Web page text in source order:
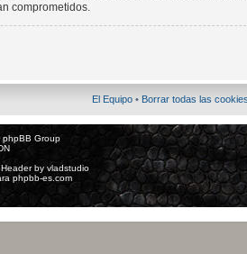
comprometidos.
El Equipo • Borrar todas las
phpBB Group
by vladstudio
phpbb-es.com